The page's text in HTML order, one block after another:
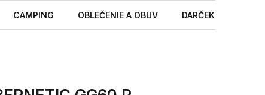
CAMPING OBLEČENIE A OBUV DARČEKOVÉ